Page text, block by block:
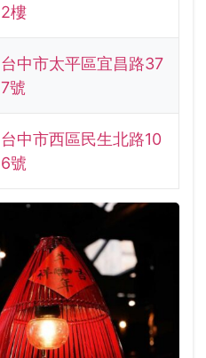
2樓
台中市太平區宜昌路37
7號
台中市西區民生北路10
6號